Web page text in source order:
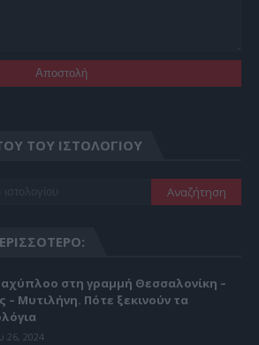
ΤΟΥ ΙΣΤΟΛΟΓΊΟΥ
στη γραμμή Θεσσαλονίκη –
– Μυτιλήνη. Πότε ξεκινούν τα
26, 2024